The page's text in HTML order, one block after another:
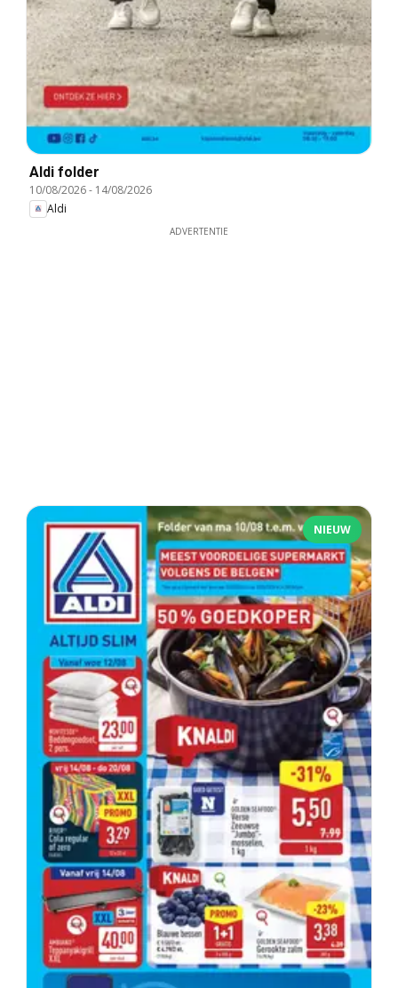
Aldi folder
10/08/2026- 14/08/2026
Aldi
ADVERTENTIE
NIEUW